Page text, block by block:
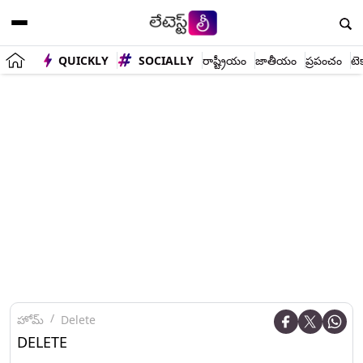
QUICKLY SOCIALLY రాష్ట్రీయం జాతీయం ప్రపంచం
హోమ్ Delete
DELETE